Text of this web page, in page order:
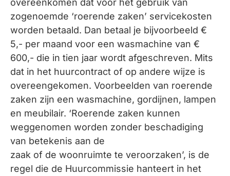
overeenkomen dat voor het gebruik van
zogenoemde ‘roerende zaken’ servicekosten
worden betaald. Dan betaal je bijvoorbeeld €
5,- per maand voor een wasmachine van €
600,- die in tien jaar wordt afgeschreven. Mits
dat in het huurcontract of op andere wijze is
overeengekomen. Voorbeelden van roerende
zaken zijn een wasmachine, gordijnen, lampen
en meubilair. ‘Roerende zaken kunnen
weggenomen worden zonder beschadiging
van betekenis aan de
zaak of de woonruimte te veroorzaken’, is de
regel die de Huurcommissie hanteert in het